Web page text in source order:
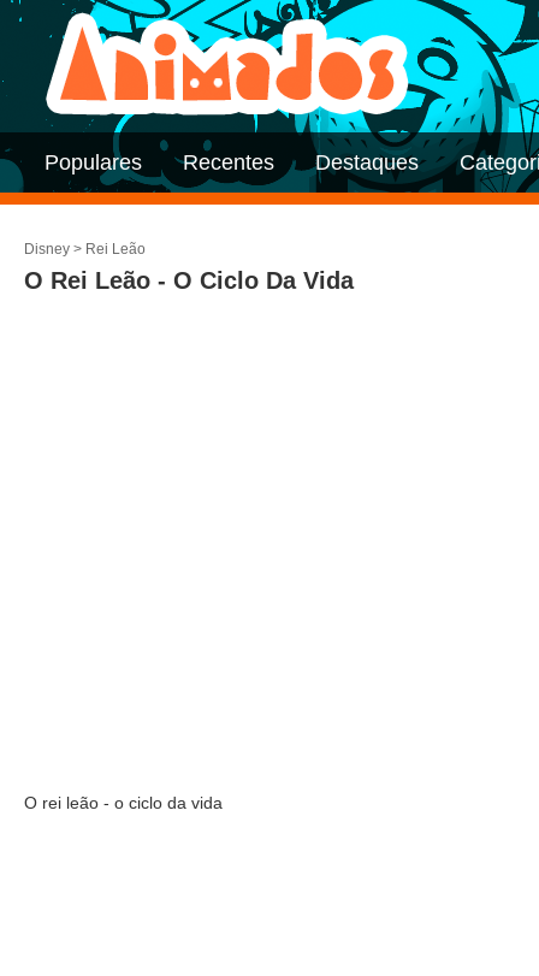
Populares Recentes Destaques
Disney > Rei Leão
O Rei Leão - O Ciclo Da Vida
O rei leão - o ciclo da vida